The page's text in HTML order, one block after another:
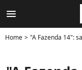
menu
Home "A Fazenda 14":